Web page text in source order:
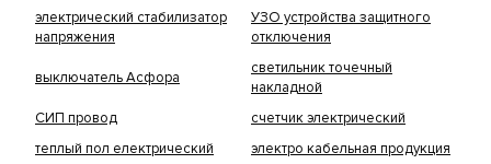
электрический стабилизатор
напряжения
УЗО устройства защитного
отключения
выключатель Асфора
светильник точечный
накладной
СИП провод
счетчик электрический
теплый пол електрический
электро кабельная продукция